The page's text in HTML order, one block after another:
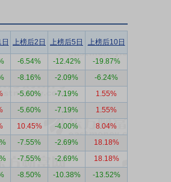
上榜后2日 上榜后5日 上榜后10日
-6.54% -12.42%
-19.87%
-8.16% -2.09%
-6.24%
-5.60% -7.19%
1.55%
-5.60% -7.19%
1.55%
10.45% -4.00%
8.04%
-7.55% -2.69%
18.18%
-7.55% -2.69%
18.18%
-8.50% -10.38%
-13.52%